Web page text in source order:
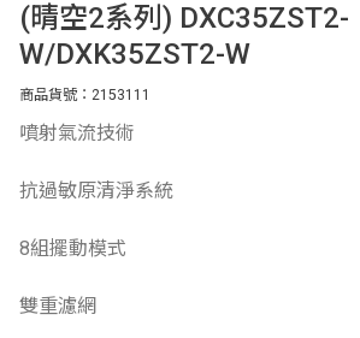
(晴空2系列) DXC35ZST2-
W/DXK35ZST2-W
商品貨號：2153111
噴射氣流技術
抗過敏原清淨系統
8組擺動模式
雙重濾網